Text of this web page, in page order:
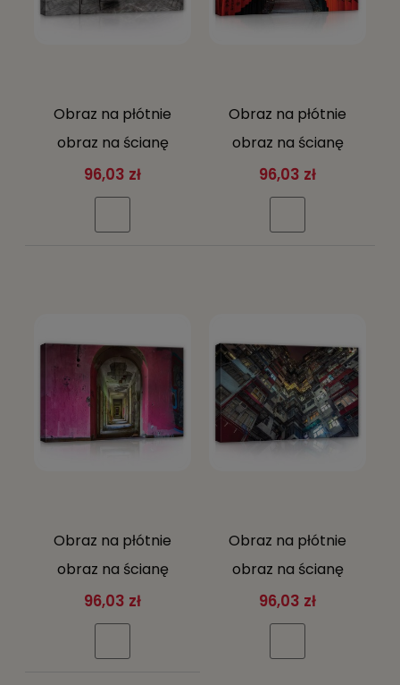
Obraz na płótnie
obraz na ścianę
brązowy szary
fortepian wnętrze
96,03 zł
Obraz na płótnie
obraz na ścianę
czerwony czarny
brama torii japonia ś
96,03 zł
Obraz na płótnie
obraz na ścianę
różowy szary
korytarz wnętrze
96,03 zł
Obraz na płótnie
obraz na ścianę
czerwony szary blok
mieszkalny miasto
96,03 zł